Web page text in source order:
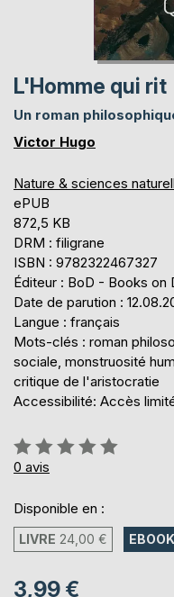
L'Homme qui rit
Un roman
Victor Hugo
Nature & sciences
ePUB
872,5 KB
DRM : filigrane
ISBN : 9782322467327
Éditeur : BoD - Books on
Date de parution :
Langue : français
Mots-clés : roman
sociale, monstruosité
critique de l'aristocratie
Accessibilité: Accès
Évaluation:
0%
0 avis
Disponible en :
LIVRE 24,00 € EBOOK
3,99 €